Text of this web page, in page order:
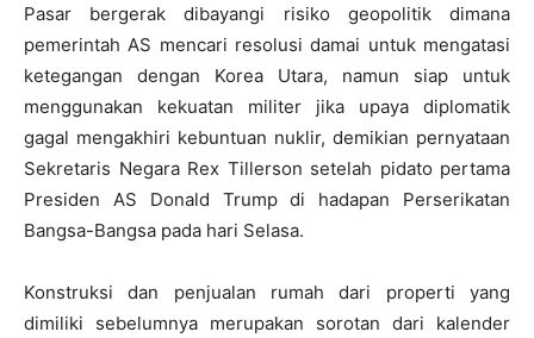
Pasar bergerak dibayangi risiko geopolitik dimana
pemerintah AS mencari resolusi damai untuk mengatasi
ketegangan dengan Korea Utara, namun siap untuk
menggunakan kekuatan militer jika upaya diplomatik
gagal mengakhiri kebuntuan nuklir, demikian pernyataan
Sekretaris Negara Rex Tillerson setelah pidato pertama
Presiden AS Donald Trump di hadapan Perserikatan
Bangsa-Bangsa pada hari Selasa.
Konstruksi dan penjualan rumah dari properti yang
dimiliki sebelumnya merupakan sorotan dari kalender